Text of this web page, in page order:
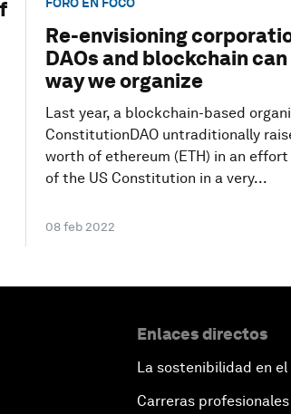
Re-envisioning
DAOs and blockchain
way we organize
Last year, a blockchain-based
ConstitutionDAO untraditionally
worth of ethereum (ETH) in an
of the US Constitution in a very...
08 feb 2022
Enlaces directos
La sostenibilidad en el
Carreras profesionales